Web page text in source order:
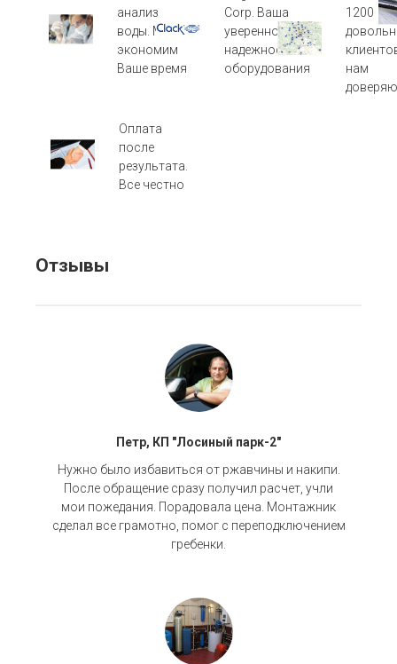
анализ
воды. Мы
экономим
Ваше время
Corp. Ваша
уверенность в
надежности
оборудования
1200
нам
Оплата
после
результата.
Все честно
Отзывы
Петр, КП "Лосиный парк-2"
Нужно было избавиться от ржавчины и накипи.
После обращение сразу получил расчет, учли
мои пожедания. Порадовала цена. Монтажник
сделал все грамотно, помог с переподключением
гребенки.